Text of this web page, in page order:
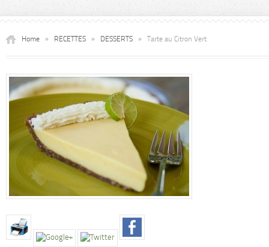
Home » RECETTES » DESSERTS » Tarte au Citron Vert